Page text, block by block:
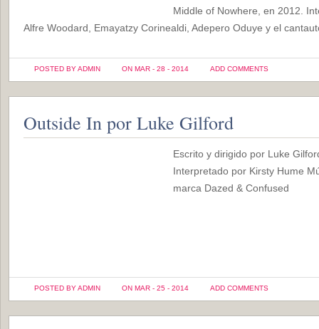
Middle of Nowhere, en 2012.
Alfre Woodard, Emayatzy Corinealdi, Adepero Oduye y el
POSTED BY ADMIN ON MAR - 28 - 2014 ADD COMMENTS
Outside In por Luke Gilford
Escrito y dirigido por Luke
Interpretado por Kirsty Hume
marca Dazed & Confused
POSTED BY ADMIN ON MAR - 25 - 2014 ADD COMMENTS